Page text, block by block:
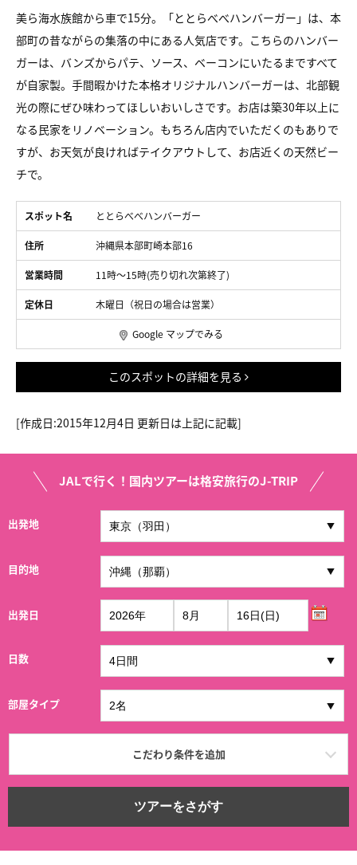
美ら海水族館から車で15分。「ととらべべハンバーガー」は、本
部町の昔ながらの集落の中にある人気店です。こちらのハンバー
ガーは、バンズからパテ、ソース、ベーコンにいたるまですべて
が自家製。手間暇かけた本格オリジナルハンバーガーは、北部観
光の際にぜひ味わってほしいおいしさです。お店は築30年以上に
なる民家をリノベーション。もちろん店内でいただくのもありで
すが、お天気が良ければテイクアウトして、お店近くの天然ビー
チで。
スポット名 ととらべべハンバーガー
住所 沖縄県本部町崎本部16
営業時間 11時～15時(売り切れ次第終了)
定休日 木曜日（祝日の場合は営業）
Google マップでみる
このスポットの詳細を見る
[作成日:2015年12月4日 更新日は上記に記載]
JALで行く！国内ツアーは格安旅行のJ-TRIP
出発地
目的地
出発日
日数
部屋タイプ
こだわり条件を追加
ツアーをさがす